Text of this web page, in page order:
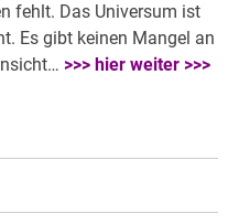
fehlt. Das Universum ist
Es gibt keinen Mangel an
>>> hier weiter >>>